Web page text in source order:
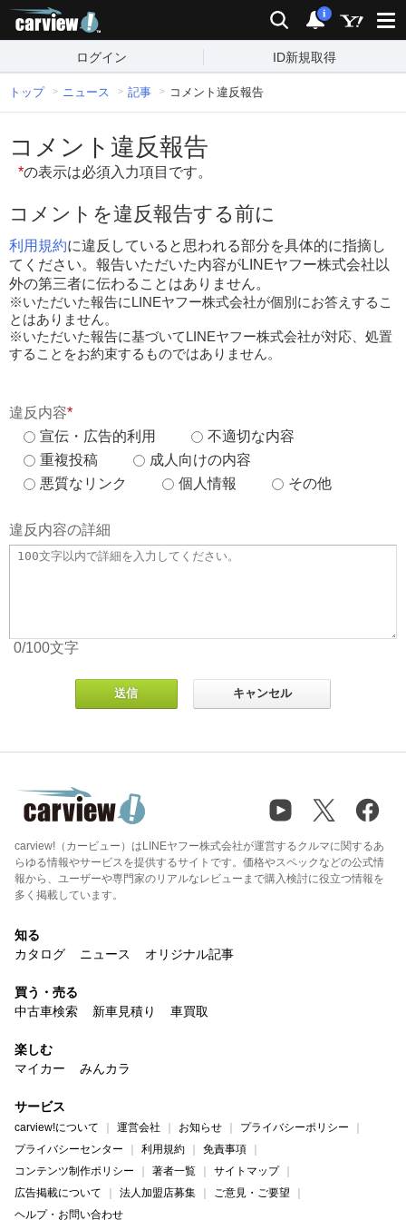
検索 通知
i
ログイン ID新規取得
トップ ニュース 記事 コメント違反報告
コメント違反報告
*の表示は必須入力項目です。
コメントを違反報告する前に
利用規約に違反していると思われる部分を具体的に指摘し
てください。報告いただいた内容がLINEヤフー株式会社以
外の第三者に伝わることはありません。
※いただいた報告にLINEヤフー株式会社が個別にお答えするこ
とはありません。
※いただいた報告に基づいてLINEヤフー株式会社が対応、処置
することをお約束するものではありません。
違反内容*
宣伝・広告的利用
不適切な内容
重複投稿
成人向けの内容
悪質なリンク
個人情報 その他
違反内容の詳細
0/100文字
carview!（カービュー）はLINEヤフー株式会社が運営するクルマに関するあ
らゆる情報やサービスを提供するサイトです。価格やスペックなどの公式情
報から、ユーザーや専門家のリアルなレビューまで購入検討に役立つ情報を
多く掲載しています。
知る
カタログ
ニュース オリジナル記事
買う・売る
中古車検索
新車見積り 車買取
楽しむ
マイカー
みんカラ
サービス
carview!について 運営会社 お知らせ
プライバシーポリシー
プライバシーセンター
利用規約
免責事項
コンテンツ制作ポリシー
著者一覧
サイトマップ
広告掲載について
法人加盟店募集
ご意見・ご要望
ヘルプ・お問い合わせ